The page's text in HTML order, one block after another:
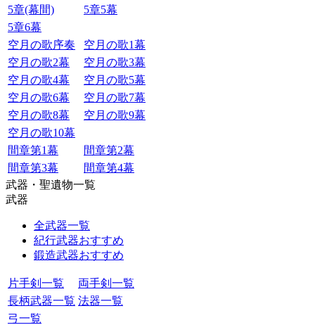
5章(幕間)
5章5幕
5章6幕
空月の歌序奏
空月の歌1幕
空月の歌2幕
空月の歌3幕
空月の歌4幕
空月の歌5幕
空月の歌6幕
空月の歌7幕
空月の歌8幕
空月の歌9幕
空月の歌10幕
間章第1幕
間章第2幕
間章第3幕
間章第4幕
武器・聖遺物一覧
武器
全武器一覧
紀行武器おすすめ
鍛造武器おすすめ
片手剣一覧
両手剣一覧
長柄武器一覧 法器一覧
弓一覧